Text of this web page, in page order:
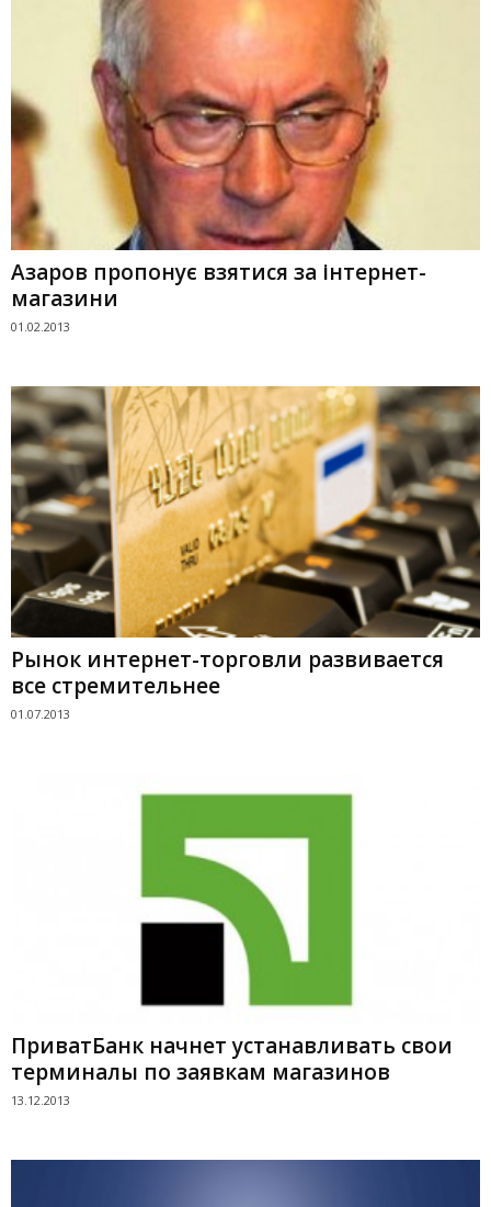
Азаров пропонує взятися за інтернет-
магазини
01.02.2013
Рынок интернет-торговли развивается
все стремительнее
01.07.2013
ПриватБанк начнет устанавливать свои
терминалы по заявкам магазинов
13.12.2013